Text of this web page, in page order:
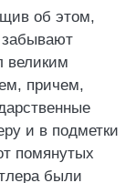
об этом,
забывают
великим
причем,
и в подметки
помянутых
были